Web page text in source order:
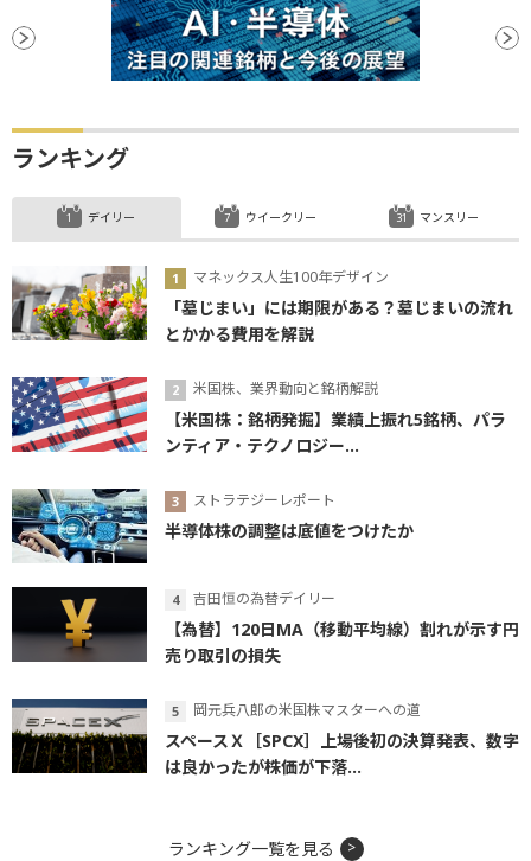
ランキング
デイリー
マネックス人生100年デザイン
「墓じまい」には期限がある？墓じまいの流れ
とかかる費用を解説
米国株、業界動向と銘柄解説
【米国株：銘柄発掘】業績上振れ5銘柄、パラ
ンティア・テクノロジー...
ストラテジーレポート
半導体株の調整は底値をつけたか
吉田恒の為替デイリー
【為替】120日MA（移動平均線）割れが示す円
売り取引の損失
岡元兵八郎の米国株マスターへの道
スペースＸ［SPCX］上場後初の決算発表、数字
は良かったが株価が下落...
ウイークリー マンスリー
ランキング一覧を見る